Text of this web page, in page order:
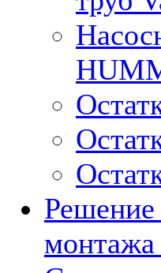
монтажа